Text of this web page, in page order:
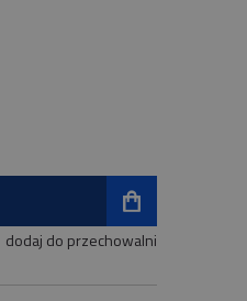
dodaj do przechowalni